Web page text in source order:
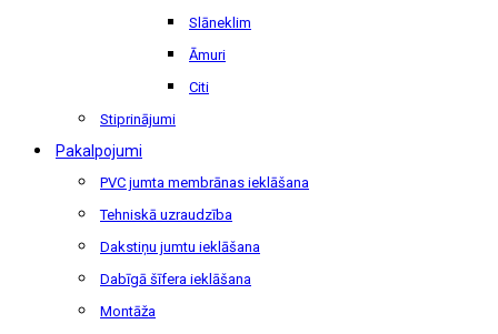
Slāneklim
Āmuri
Citi
Stiprinājumi
Pakalpojumi
PVC jumta membrānas ieklāšana
Tehniskā uzraudzība
Dakstiņu jumtu ieklāšana
Dabīgā šīfera ieklāšana
Montāža